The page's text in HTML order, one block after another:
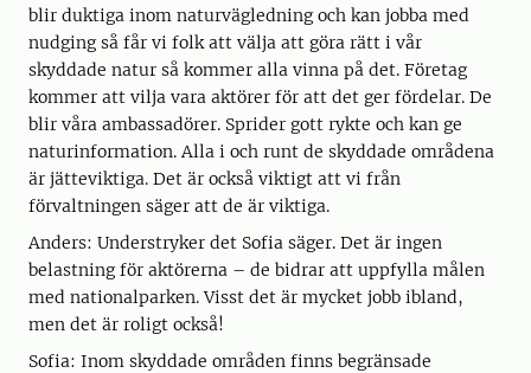
blir duktiga inom naturvägledning och kan jobba med
nudging så får vi folk att välja att göra rätt i vår
skyddade natur så kommer alla vinna på det. Företag
kommer att vilja vara aktörer för att det ger fördelar. De
blir våra ambassadörer. Sprider gott rykte och kan ge
naturinformation. Alla i och runt de skyddade områdena
är jätteviktiga. Det är också viktigt att vi från
förvaltningen säger att de är viktiga.
Anders: Understryker det Sofia säger. Det är ingen
belastning för aktörerna – de bidrar att uppfylla målen
med nationalparken. Visst det är mycket jobb ibland,
men det är roligt också!
Sofia: Inom skyddade områden finns begränsade